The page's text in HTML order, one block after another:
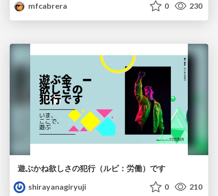
mfcabrera
0 230
遊ぶかね欲しさの犯行（ルビ：労働）です
shirayanagiryuji
0 210